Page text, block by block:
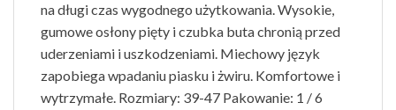
na długi czas wygodnego użytkowania. Wysokie,
gumowe osłony pięty i czubka buta chronią przed
uderzeniami i uszkodzeniami. Miechowy język
zapobiega wpadaniu piasku i żwiru. Komfortowe i
wytrzymałe. Rozmiary: 39-47 Pakowanie: 1 / 6